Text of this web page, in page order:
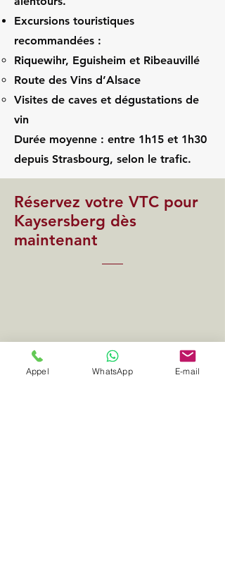
Excursions touristiques
recommandées :
Riquewihr, Eguisheim et Ribeauvillé
Route des Vins d’Alsace
Visites de caves et dégustations de
vin
Durée moyenne : entre 1h15 et 1h30
depuis Strasbourg, selon le trafic.
Réservez votre VTC pour
Kaysersberg dès
maintenant
Appel WhatsApp E-mail